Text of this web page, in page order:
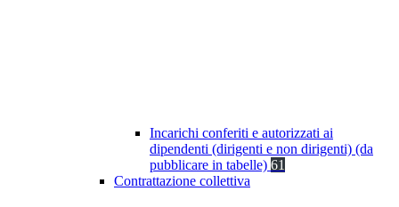
Incarichi conferiti e autorizzati ai
dipendenti (dirigenti e non dirigenti) (da
pubblicare in tabelle) 61
Contrattazione collettiva